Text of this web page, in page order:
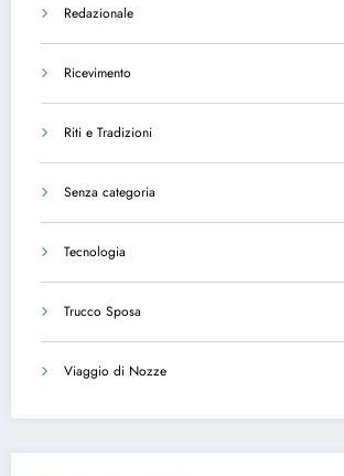
Redazionale
Ricevimento
Riti e Tradizioni
Senza categoria
Tecnologia
Trucco Sposa
Viaggio di Nozze